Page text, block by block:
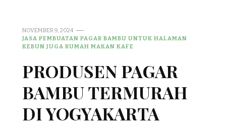
NOVEMBER 9, 2024
JASA PEMBUATAN PAGAR BAMBU UNTUK HALAMAN
KEBUN JUGA RUMAH MAKAN KAFE
PRODUSEN PAGAR
BAMBU TERMURAH
DI YOGYAKARTA